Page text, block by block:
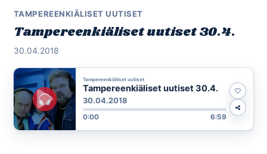
TAMPEREENKIÄLISET UUTISET
Tampereenkiäliset uutiset 30.4.
30.04.2018
Tampereenkiäliset uutiset
Tampereenkiäliset uutiset 30.4.
30.04.2018
0:00 6:59